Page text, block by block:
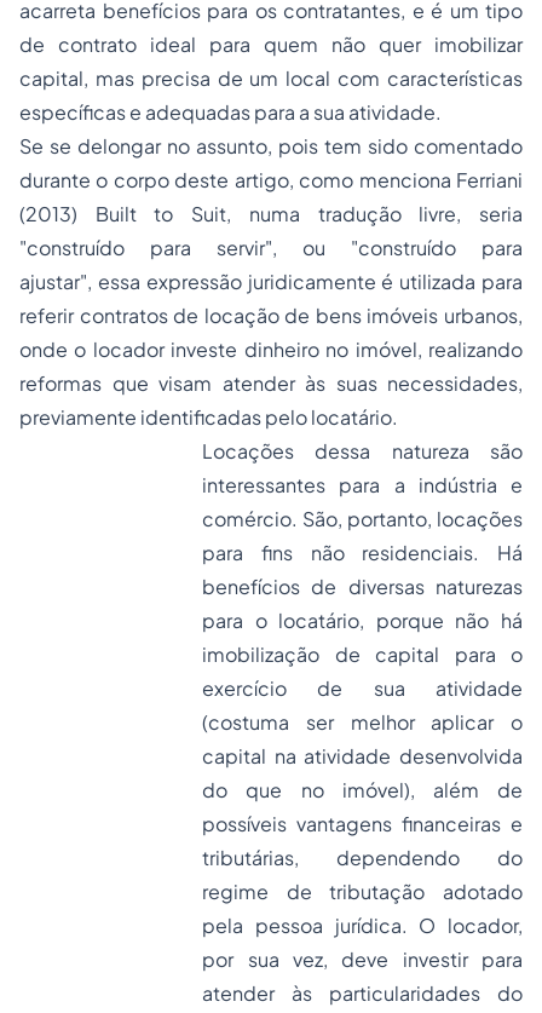
acarreta benefícios para os contratantes, e é um tipo
de contrato ideal para quem não quer imobilizar
capital, mas precisa de um local com características
específicas e adequadas para a sua atividade.
Se se delongar no assunto, pois tem sido comentado
durante o corpo deste artigo, como menciona Ferriani
(2013) Built to Suit, numa tradução livre, seria
"construído para servir", ou "construído para
ajustar", essa expressão juridicamente é utilizada para
referir contratos de locação de bens imóveis urbanos,
onde o locador investe dinheiro no imóvel, realizando
reformas que visam atender às suas necessidades,
previamente identificadas pelo locatário.
Locações dessa natureza são
interessantes para a indústria e
comércio. São, portanto, locações
para fins não residenciais. Há
benefícios de diversas naturezas
para o locatário, porque não há
imobilização de capital para o
exercício de sua atividade
(costuma ser melhor aplicar o
capital na atividade desenvolvida
do que no imóvel), além de
possíveis vantagens financeiras e
tributárias, dependendo do
regime de tributação adotado
pela pessoa jurídica. O locador,
por sua vez, deve investir para
atender às particularidades do